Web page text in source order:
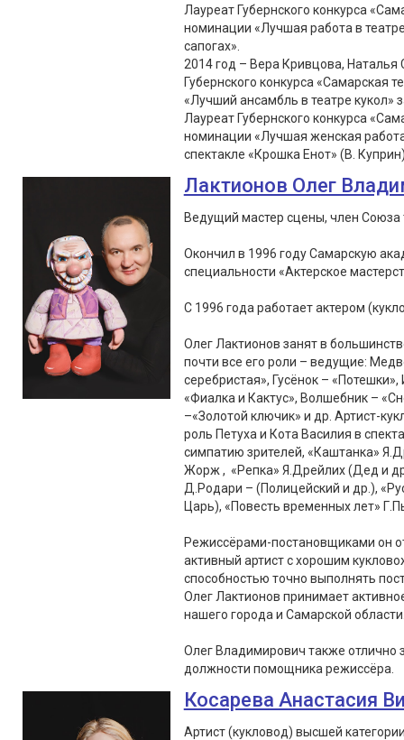
Лауреат Губернского конкурса
номинации «Лучшая работа в
сапогах».
2014 год – Вера Кривцова,
Губернского конкурса «Самарская
«Лучший ансамбль в театре кукол»
Лауреат Губернского конкурса
номинации «Лучшая женская
спектакле «Крошка Енот» (В.
Лактионов Олег
Ведущий мастер сцены, член Союза
Окончил в 1996 году Самарскую
специальности «Актерское
С 1996 года работает актером
Олег Лактионов занят в
почти все его роли – ведущие:
серебристая», Гусёнок –
«Фиалка и Кактус», Волшебник –
–«Золотой ключик» и др. Артист-
роль Петуха и Кота Василия в
симпатию зрителей, «Каштанка»
Жорж , «Репка» Я.Дрейлих (Дед и
Д.Родари – (Полицейский и др.),
Царь), «Повесть временных лет»
Режиссёрами-постановщиками он
активный артист с хорошим
способностью точно выполнять
Олег Лактионов принимает
нашего города и Самарской
Олег Владимирович также
должности помощника режиссёра.
Косарева Анастасия
Артист (кукловод) высшей